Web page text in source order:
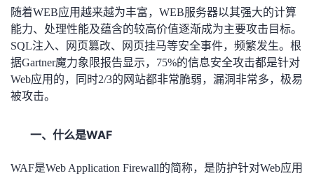
的
博
客
我
的
论
我
的
我
随着WEB应用越来越为丰富，WEB服务器以其强大的计算
能力、处理性能及蕴含的较高价值逐渐成为主要攻击目标。
SQL注入、网页篡改、网页挂马等安全事件，频繁发生。根
据Gartner魔力象限报告显示，75%的信息安全攻击都是针对
Web应用的，同时2/3的网站都非常脆弱，漏洞非常多，极易
被攻击。
一、 什么是WAF
WAF是Web Application Firewall的简称，是防护针对Web应用